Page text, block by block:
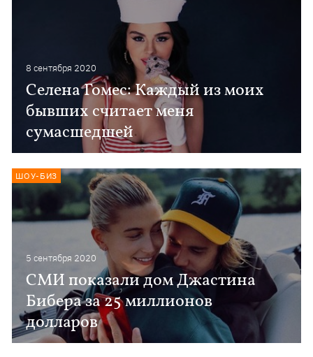
8 сентября 2020
Селена Гомес: Каждый из моих
бывших считает меня
сумасшедшей
5 сентября 2020
СМИ показали дом Джастина
Бибера за 25 миллионов
долларов
ШОУ-БИЗ